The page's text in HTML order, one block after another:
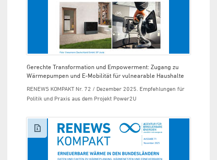
Gerechte Transformation und Empowerment: Zugang zu
Wärmepumpen und E-Mobilität für vulnearable Haushalte
RENEWS KOMPAKT Nr. 72 / Dezember 2025. Empfehlungen für
Politik und Praxis aus dem Projekt Power2U